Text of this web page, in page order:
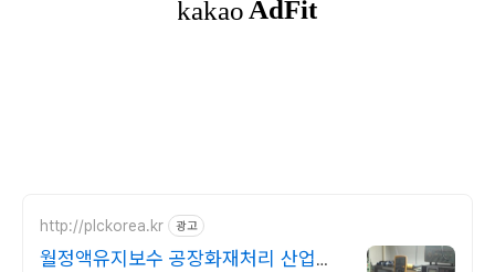
http://plckorea.kr 광고
월정액유지보수 공장화재처리 산업자